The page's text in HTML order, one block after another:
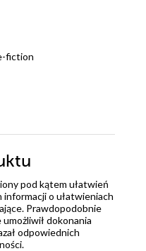
fiction
pod kątem ułatwień
o ułatwieniach
Prawdopodobnie
dokonania
odpowiednich